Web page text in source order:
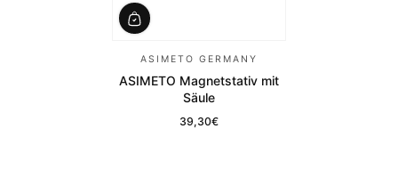
ASIMETO GERMANY
ASIMETO Magnetstativ mit
Säule
Regulärer Preis
39,30€